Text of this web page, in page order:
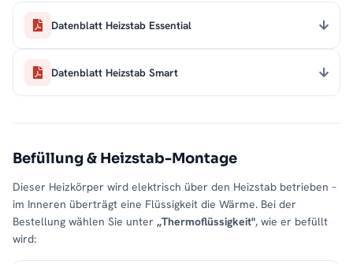
Datenblatt Heizstab Essential
Datenblatt Heizstab Smart
Befüllung & Heizstab-Montage
Dieser Heizkörper wird elektrisch über den Heizstab betrieben –
im Inneren überträgt eine Flüssigkeit die Wärme. Bei der
Bestellung wählen Sie unter „Thermoflüssigkeit", wie er befüllt
wird: